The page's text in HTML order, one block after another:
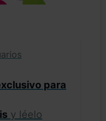
para
y léelo